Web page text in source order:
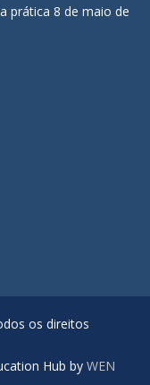
prática 8 de maio de
os direitos
Hub by WEN